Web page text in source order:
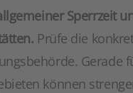
Sperrzeit
Prüfe die
Gerade
können